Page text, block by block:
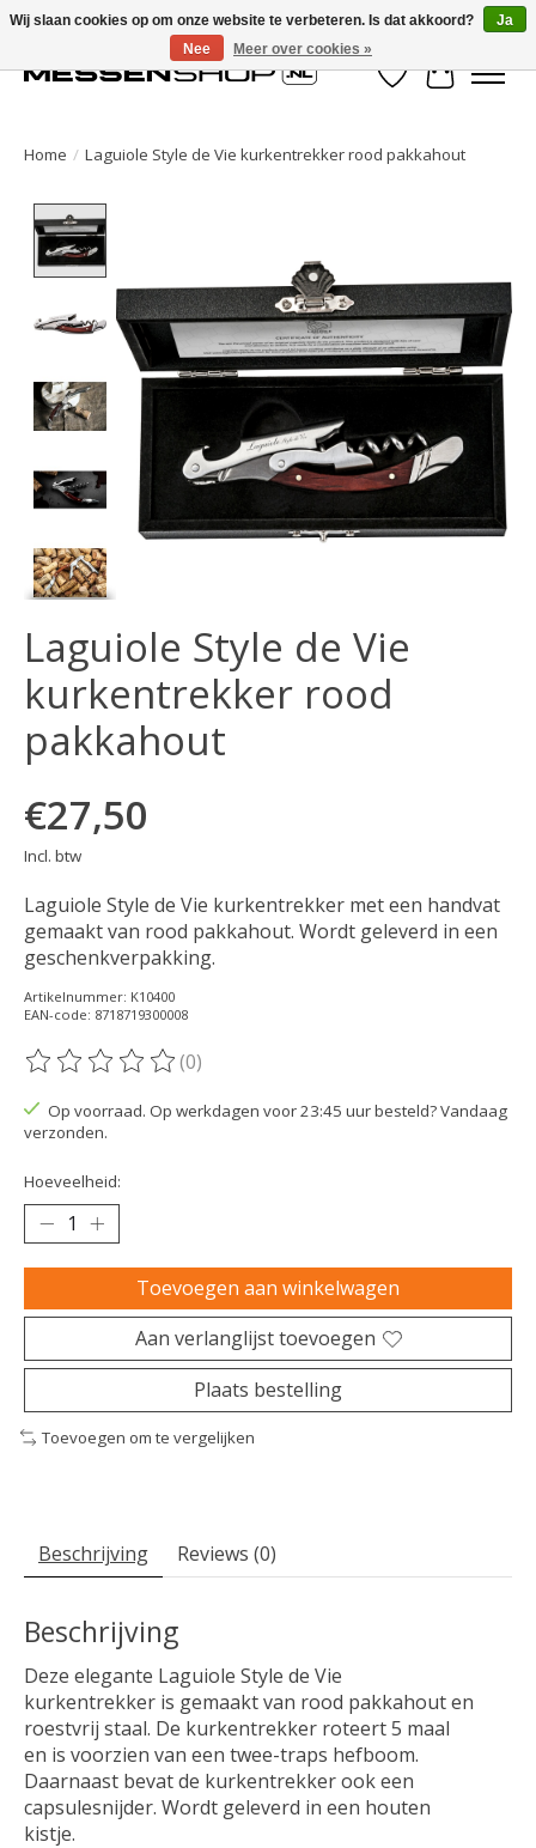
Verlanglijst
Home / Laguiole Style de Vie kurkentrekker rood pakkahout
Laguiole Style de Vie
kurkentrekker rood
pakkahout
€27,50
Incl. btw
Laguiole Style de Vie kurkentrekker met een handvat
gemaakt van rood pakkahout. Wordt geleverd in een
geschenkverpakking.
Artikelnummer: K10400
EAN-code: 8718719300008
De beoordeling van dit product is
(0)
Op voorraad. Op werkdagen voor 23:45 uur besteld? Vandaag
verzonden.
Hoeveelheid:
Toevoegen aan winkelwagen
Aan verlanglijst toevoegen
Plaats bestelling
Toevoegen om te vergelijken
Beschrijving Reviews (0)
Beschrijving
Deze elegante Laguiole Style de Vie
kurkentrekker is gemaakt van rood pakkahout en
roestvrij staal. De kurkentrekker roteert 5 maal
en is voorzien van een twee-traps hefboom.
Daarnaast bevat de kurkentrekker ook een
capsulesnijder. Wordt geleverd in een houten
kistje.
Wij slaan cookies op om onze website te verbeteren. Is dat akkoord?
Ja
Nee
Meer over cookies »